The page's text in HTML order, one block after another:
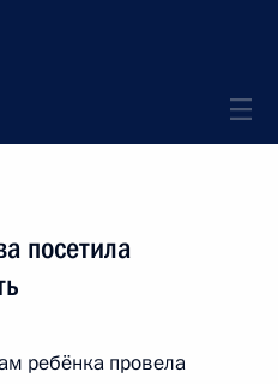
посетила
ребёнка провела